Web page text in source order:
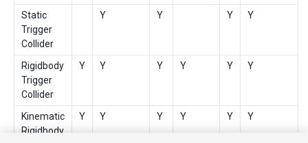
Static
Trigger
Collider
Y Y Y Y
Rigidbody
Trigger
Collider
Y Y Y Y Y Y
Kinematic
Rigidbody
Y Y Y Y Y Y